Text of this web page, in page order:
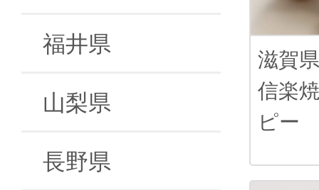
福井県
山梨県
長野県
滋賀県
信楽
ピー